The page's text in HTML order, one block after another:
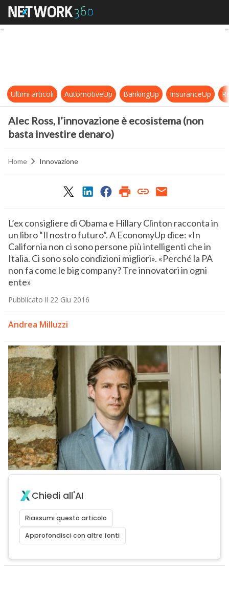
Alec Ross, l’innovazione è
Ultimi articoli AutomotiveUp BankingUp InsuranceUp
Alec Ross, l’innovazione è ecosistema (non
basta investire denaro)
Home Innovazione
L’ex consigliere di Obama e Hillary Clinton racconta in
un libro “Il nostro futuro”. A EconomyUp dice: «In
California non ci sono persone più intelligenti che in
Italia. Ci sono solo condizioni migliori». «Perché la PA
non fa come le big company? Tre innovatori in ogni
ente»
Pubblicato il 22 Giu 2016
Andrea Milluzzi
Chiedi all'AI
Riassumi questo articolo
Approfondisci con altre fonti